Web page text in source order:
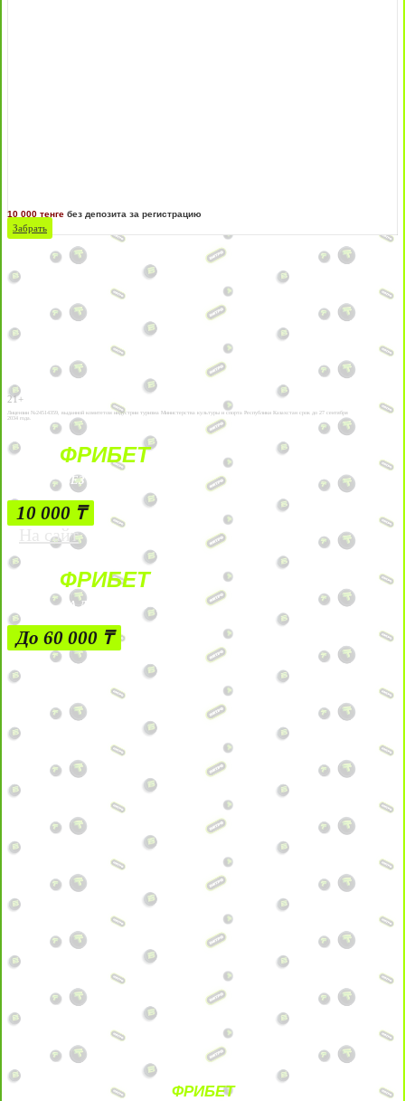
10 000 тенге без депозита за регистрацию
Забрать
21+
Лицензии №24514359, выданной комитетом индустрии туризма Министерства культуры и спорта Республики Казахстан срок до 27 сентября
2034 года.
ФРИБЕТ
БЕЗ УСЛОВИЙ
10 000 ₸
На сайт
ФРИБЕТ
ЗА ДЕПОЗИТЫ
До 60 000 ₸
ФРИБЕТ